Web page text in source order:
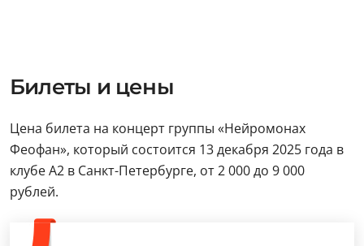
Билеты и цены
Цена билета на концерт группы «Нейромонах
Феофан», который состоится 13 декабря 2025 года в
клубе А2 в Санкт-Петербурге, от 2 000 до 9 000
рублей.